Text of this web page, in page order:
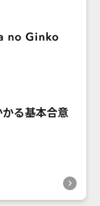
る基本合意